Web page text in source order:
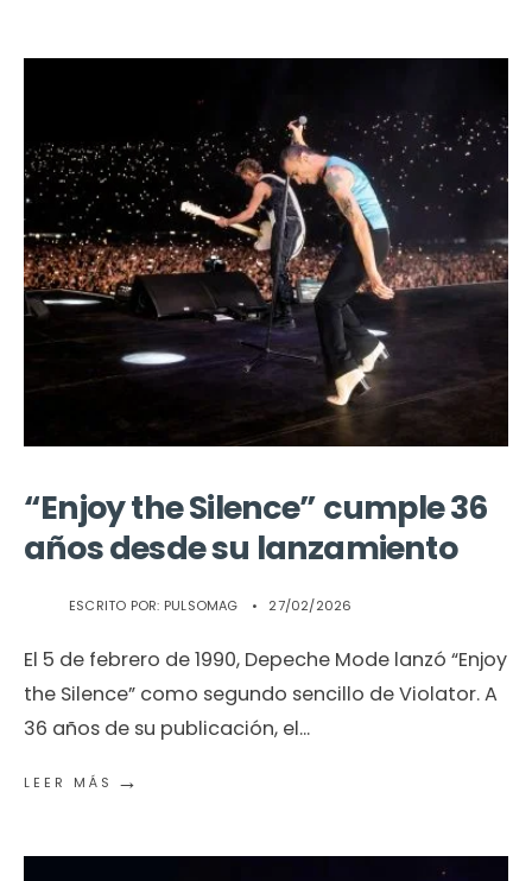
“Enjoy the Silence” cumple 36
años desde su lanzamiento
ESCRITO POR: PULSOMAG • 27/02/2026
El 5 de febrero de 1990, Depeche Mode lanzó “Enjoy
the Silence” como segundo sencillo de Violator. A
36 años de su publicación, el...
LEER MÁS →